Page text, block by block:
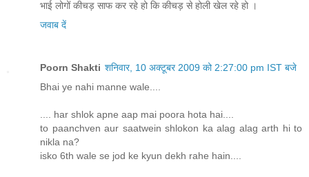
भाई लोगों कीचड़ साफ कर रहे हो कि कीचड़ से होली खेल रहे हो ।
जवाब दें
Poorn Shakti शनिवार, 10 अक्टूबर 2009 को 2:27:00 pm IST बजे
Bhai ye nahi manne wale....
.... har shlok apne aap mai poora hota hai....
to paanchven aur saatwein shlokon ka alag alag arth hi to
nikla na?
isko 6th wale se jod ke kyun dekh rahe hain....